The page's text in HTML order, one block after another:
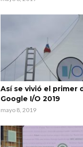
Así se vivió el primer
Google I/O 2019
mayo 8, 2019